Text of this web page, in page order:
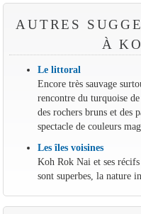
AUTRES
À
Le littoral
Encore très sauvage
rencontre du turquoise
des rochers bruns et des
spectacle de couleurs
Les îles voisines
Koh Rok Nai et ses
sont superbes, la nature